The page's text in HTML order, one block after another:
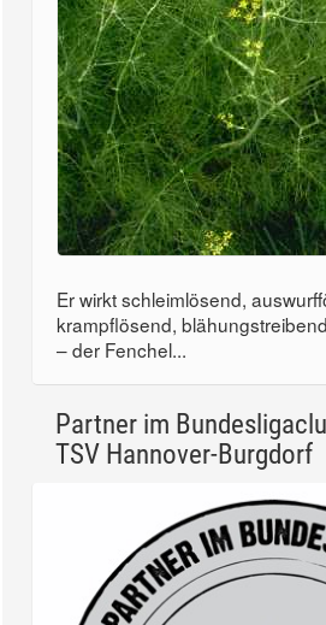
Er wirkt schleimlösend,
krampflösend,
– der Fenchel...
Partner im
TSV Hannover-Burgdorf